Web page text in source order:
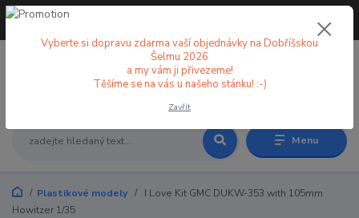
Menu
+420 773 998 582
Plastikové modely
I Love Kit GMC DUKW-353 with 105mm
Howitzer 1/35
Vyberte si dopravu zdarma vaší objednávky na Dobříšskou
Šelmu 2026
a my vám ji přivezeme!
Těšíme se na vás u našeho stánku! :-)
Zavřít